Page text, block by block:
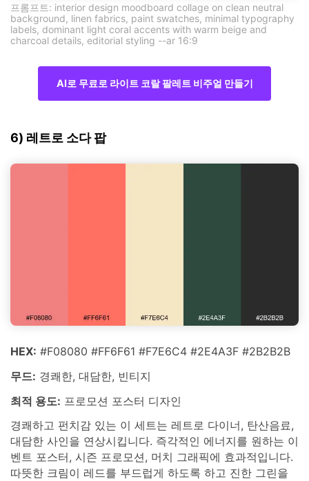
프롬프트: interior design moodboard collage on clean neutral
background, linen fabrics, paint swatches, minimal typography
labels, dominant light coral accents with warm beige and
charcoal details, editorial styling --ar 16:9
AI로 무료로 라이트 코랄 팔레트 비주얼 만들기
6) 레트로 소다 팝
HEX: #F08080 #FF6F61 #F7E6C4 #2E4A3F #2B2B2B
무드: 경쾌한, 대담한, 빈티지
최적 용도: 프로모션 포스터 디자인
경쾌하고 펀치감 있는 이 세트는 레트로 다이너, 탄산음료,
대담한 사인을 연상시킵니다. 즉각적인 에너지를 원하는 이
벤트 포스터, 시즌 프로모션, 머치 그래픽에 효과적입니다.
따뜻한 크림이 레드를 부드럽게 하도록 하고 진한 그린을